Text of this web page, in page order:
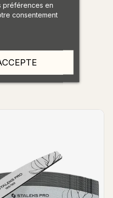
préférences en
consentement